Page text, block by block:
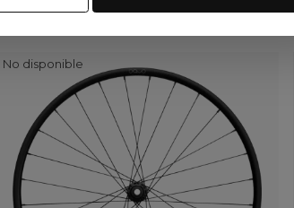
No disponible